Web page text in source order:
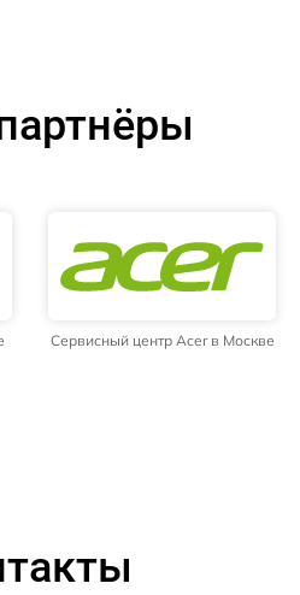
Сервисный центр Acer в Москве